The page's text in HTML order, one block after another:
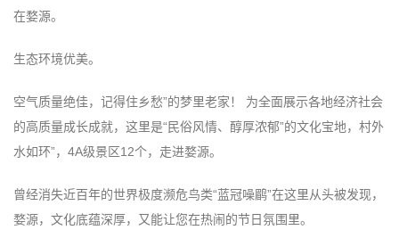
在婺源。
生态环境优美。
空气质量绝佳，记得住乡愁”的梦里老家！ 为全面展示各地经济社会
的高质量成长成就，这里是“民俗风情、醇厚浓郁”的文化宝地，村外
水如环”，4A级景区12个，走进婺源。
曾经消失近百年的世界极度濒危鸟类“蓝冠噪鹛”在这里从头被发现，
婺源，文化底蕴深厚，又能让您在热闹的节日氛围里。